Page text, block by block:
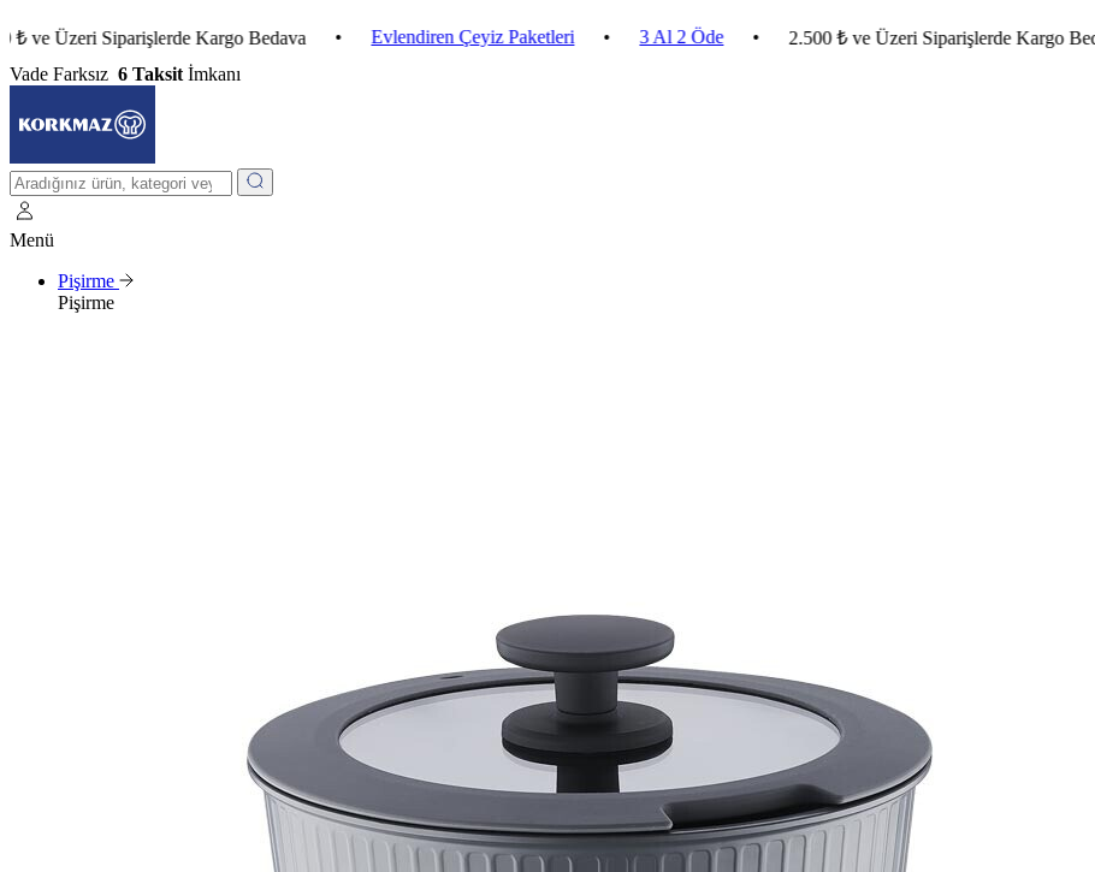
Siparişlerde Kargo Bedava • Evlendiren Çeyiz Paketleri • 3 Al 2 Öde • 2.500 ₺ ve Üzeri Siparişlerde Kargo Bedava
Vade Farksız 6 Taksit İmkanı
Menü
Pişirme
Pişirme